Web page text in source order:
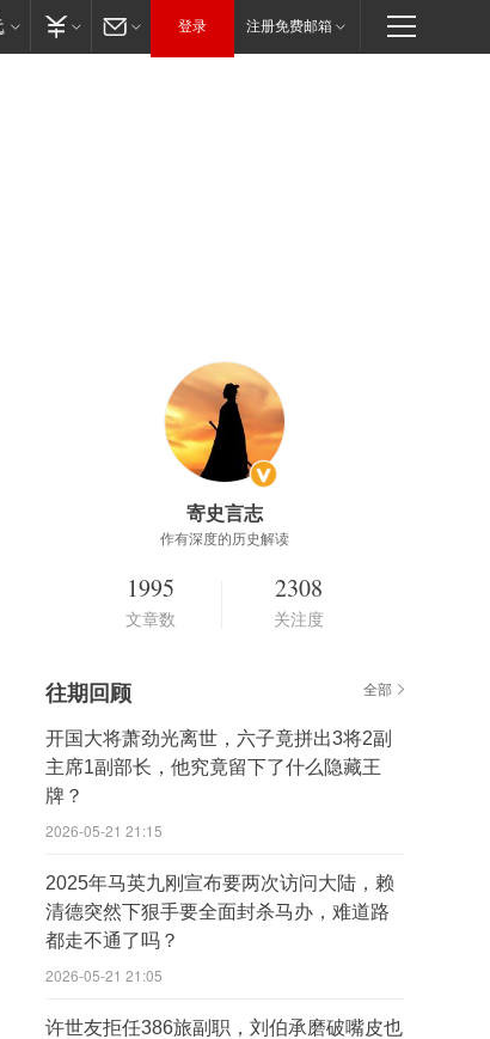
登录 注册免费邮箱
寄史言志
作有深度的历史解读
1995
文章数
2308
关注度
往期回顾 全部
开国大将萧劲光离世，六子竟拼出3将2副
主席1副部长，他究竟留下了什么隐藏王
牌？
2026-05-21 21:15
2025年马英九刚宣布要两次访问大陆，赖
清德突然下狠手要全面封杀马办，难道路
都走不通了吗？
2026-05-21 21:05
许世友拒任386旅副职，刘伯承磨破嘴皮也